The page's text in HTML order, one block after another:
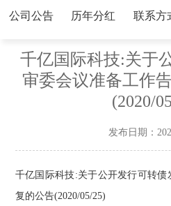
公司公告 历年分红 联系方
千亿国际科技:关于
审委会议准备工作
(2020/
发布日期：
千亿国际科技:关于公开发行可转债
复的公告(2020/05/25)